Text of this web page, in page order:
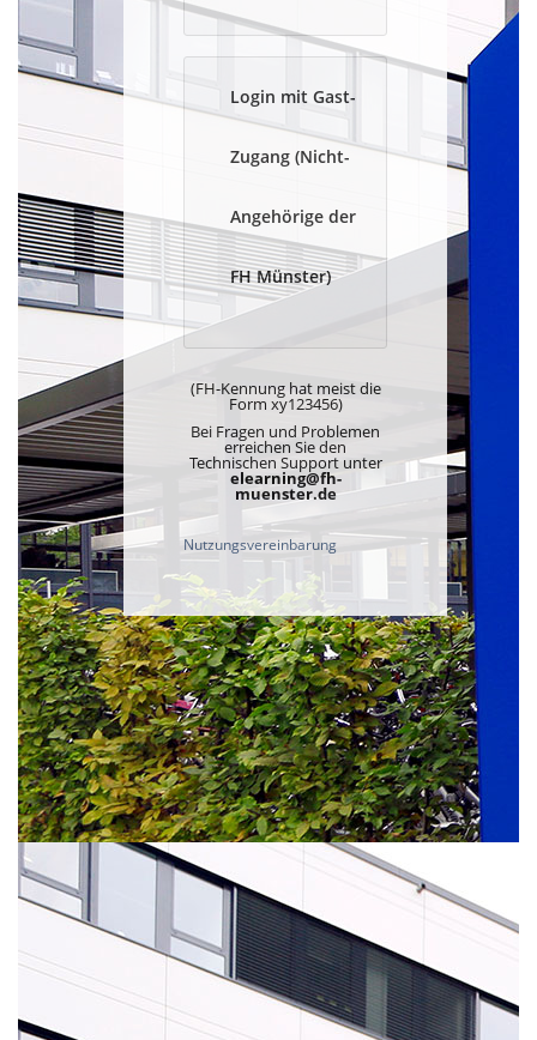
Login mit Gast-
Zugang (Nicht-
Angehörige der
FH Münster)
(FH-Kennung hat meist die
Form xy123456)
Bei Fragen und Problemen
erreichen Sie den
Technischen Support unter
elearning@fh-
muenster.de
Nutzungsvereinbarung